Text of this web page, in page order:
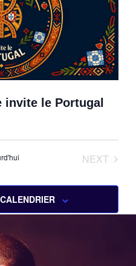
vues
invite le Portugal
NEXT